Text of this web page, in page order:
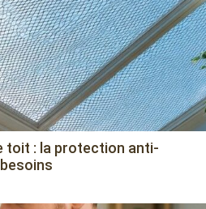
toit : la protection anti-